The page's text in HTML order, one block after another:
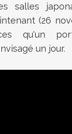
salles
(26
qu'un
un jour.